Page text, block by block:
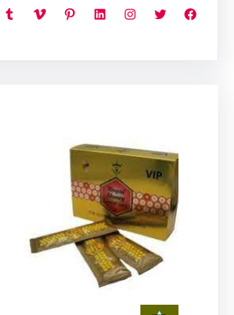
فيسبوك تويتر إنستجرام لينكد إن بينتريست فيميو تمبلر